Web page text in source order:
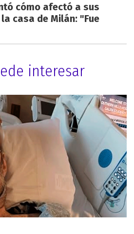
cómo afectó a sus
casa de Milán: "Fue
interesar